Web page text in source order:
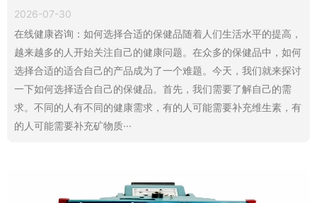
2026-07-30
在线健康咨询：如何选择合适的保健品随着人们生活水平的提高，
越来越多的人开始关注自己的健康问题。在众多的保健品中，如何
选择合适的适合自己的产品成为了一个难题。今天，我们就来探讨
一下如何选择适合自己的保健品。首先，我们需要了解自己的需
求。不同的人有不同的健康需求，有的人可能需要补充维生素，有
的人可能需要补充矿物质···